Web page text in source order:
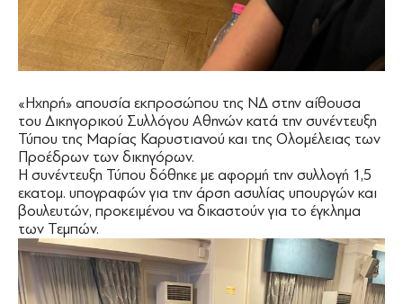
«Ηχηρή» απουσία εκπροσώπου της ΝΔ στην αίθουσα
του Δικηγορικού Συλλόγου Αθηνών κατά την συνέντευξη
Τύπου της Μαρίας Καρυστιανού και της Ολομέλειας των
Προέδρων των δικηγόρων.
Η συνέντευξη Τύπου δόθηκε με αφορμή την συλλογή 1,5
εκατομ. υπογραφών για την άρση ασυλίας υπουργών και
βουλευτών, προκειμένου να δικαστούν για το έγκλημα
των Τεμπών.